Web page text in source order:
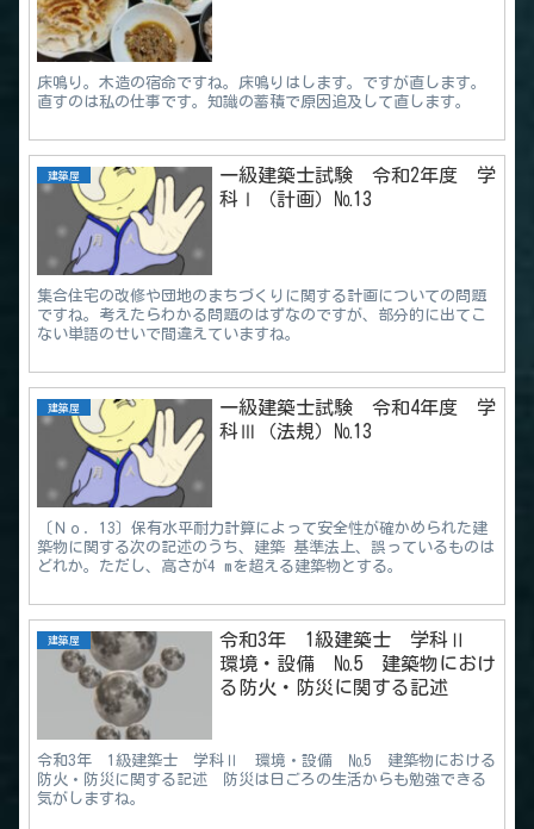
床鳴り。木造の宿命ですね。床鳴りはします。ですが直します。
直すのは私の仕事です。知識の蓄積で原因追及して直します。
建築屋
一級建築士試験 令和2年度 学
科Ⅰ（計画）№13
集合住宅の改修や団地のまちづくりに関する計画についての問題
ですね。考えたらわかる問題のはずなのですが、部分的に出てこ
ない単語のせいで間違えていますね。
建築屋
一級建築士試験 令和4年度 学
科Ⅲ（法規）№13
〔Ｎｏ．13〕保有水平耐力計算によって安全性が確かめられた建
築物に関する次の記述のうち、建築 基準法上、誤っているものは
どれか。ただし、高さが4 mを超える建築物とする。
建築屋
令和3年 1級建築士 学科Ⅱ
環境・設備 №5 建築物におけ
る防火・防災に関する記述
令和3年 1級建築士 学科Ⅱ 環境・設備 №5 建築物における
防火・防災に関する記述 防災は日ごろの生活からも勉強できる
気がしますね。